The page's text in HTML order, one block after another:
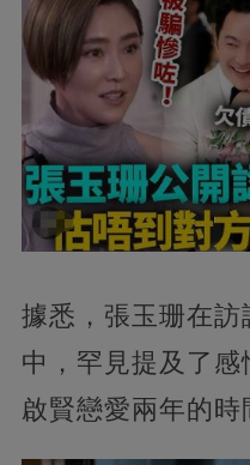
據悉，張玉珊在訪
中，罕見提及了
啟賢戀愛兩年的時